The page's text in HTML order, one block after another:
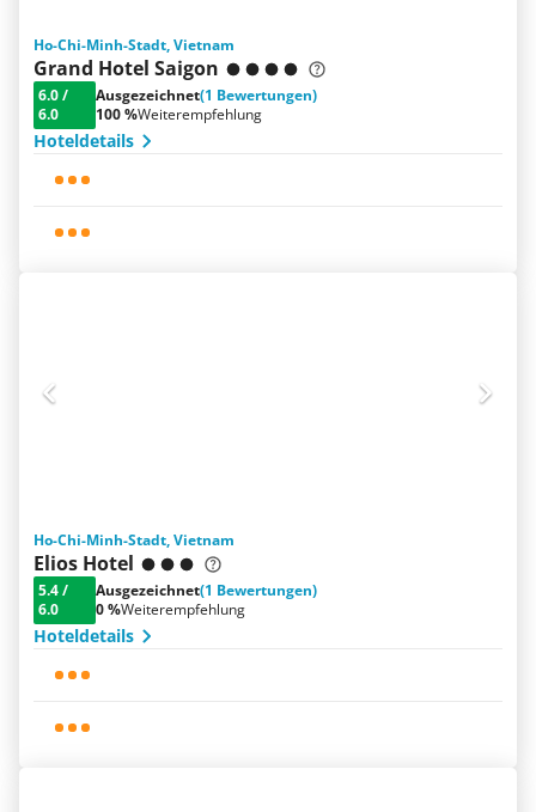
Ho-Chi-Minh-Stadt, Vietnam
Grand Hotel Saigon
6.0/
6.0
Ausgezeichnet(1 Bewertungen)
100 %Weiterempfehlung
Hoteldetails
Ho-Chi-Minh-Stadt, Vietnam
Elios Hotel
5.4/
6.0
Ausgezeichnet(1 Bewertungen)
0 %Weiterempfehlung
Hoteldetails